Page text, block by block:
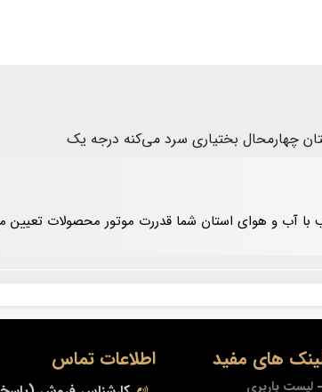
با آب و هوای استان شما قدررت موتور محصولات
های مفید
لیست باربری
اطلاعات تماس